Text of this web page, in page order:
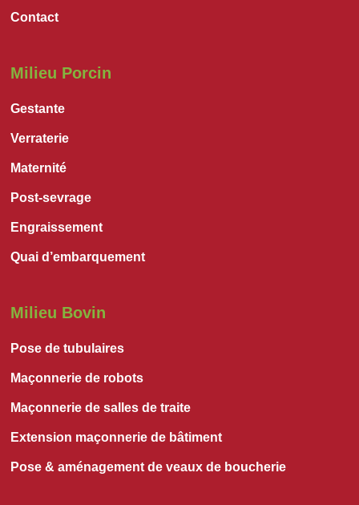
Contact
Milieu Porcin
Gestante
Verraterie
Maternité
Post-sevrage
Engraissement
Quai d’embarquement
Milieu Bovin
Pose de tubulaires
Maçonnerie de robots
Maçonnerie de salles de traite
Extension maçonnerie de bâtiment
Pose & aménagement de veaux de boucherie